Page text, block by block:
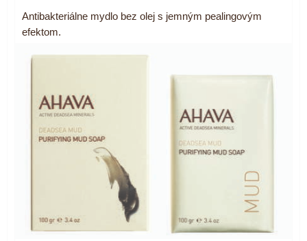
Antibakteriálne mydlo bez olej s jemným pealingovým
efektom.